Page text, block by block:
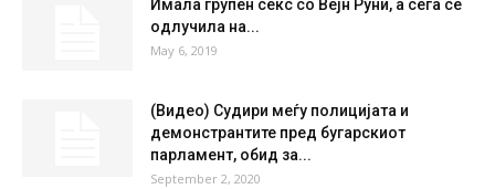
Имала групен секс со Вејн Руни, а сега се
одлучила на...
May 6, 2019
(Видео) Судири меѓу полицијата и
демонстрантите пред бугарскиот
парламент, обид за...
September 2, 2020